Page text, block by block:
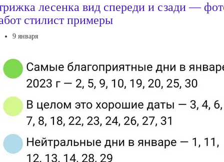
лесенка вид спереди и сзади —
стилист примеры
9 января